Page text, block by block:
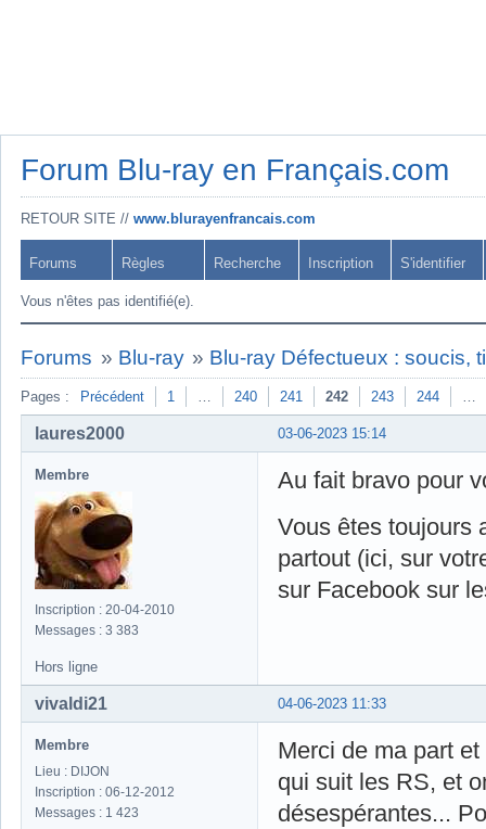
Forum Blu-ray en Français.com
RETOUR SITE // www.blurayenfrancais.com
Forums Règles Recherche Inscription S'identifier
Vous n'êtes pas identifié(e).
Forums » Blu-ray » Blu-ray Défectueux : soucis,
Pages : Précédent 1 … 240 241 242 243 244 …
03-06-2023 15:14
laures2000
Membre
Inscription : 20-04-2010
Messages : 3 383
Au fait bravo pour
Vous êtes toujours
partout (ici, sur
sur Facebook sur
Hors ligne
04-06-2023 11:33
vivaldi21
Membre
Lieu : DIJON
Inscription : 06-12-2012
Messages : 1 423
Merci de ma part
qui suit les RS, et
désespérantes...